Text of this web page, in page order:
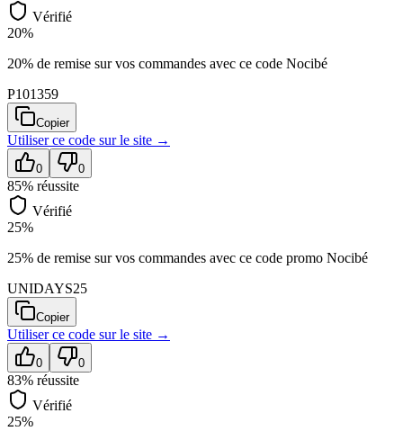
Vérifié
20%
20% de remise sur vos commandes avec ce code Nocibé
P101359
Copier
Utiliser ce code surle site →
0 0
85% réussite
Vérifié
25%
25% de remise sur vos commandes avec ce code promo Nocibé
UNIDAYS25
Copier
Utiliser ce code surle site →
0 0
83% réussite
Vérifié
25%